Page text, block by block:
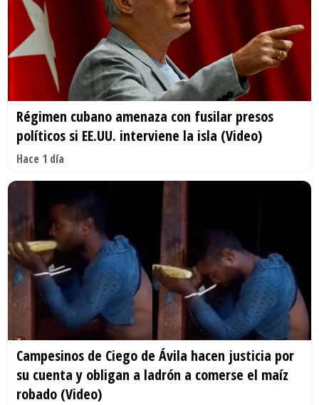
Régimen cubano amenaza con fusilar presos
políticos si EE.UU. interviene la isla (Video)
Hace 1 día
Campesinos de Ciego de Ávila hacen justicia por
su cuenta y obligan a ladrón a comerse el maíz
robado (Video)